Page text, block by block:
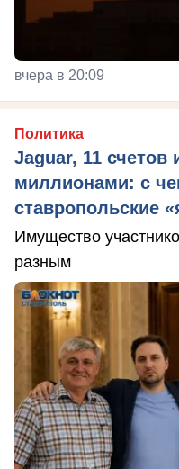
вчера в 20:09
Политика
Jaguar, 11
миллионами: с
ставропольские
Имущество
разным